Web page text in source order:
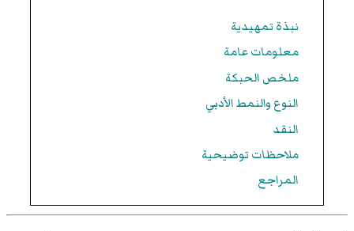
نبذة تمهيدية
معلومات عامة
ملخص الحبكة
النوع والنمط الأدبي
ملاحظات توضيحية
المراجع